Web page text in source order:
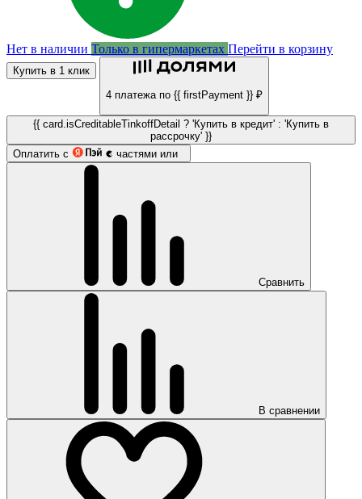
Нет в наличии Только в гипермаркетах Перейти в корзину
Купить в 1 клик
4 платежа по {{ firstPayment }} ₽
{{ card.isCreditableTinkoffDetail ? 'Купить в кредит' : 'Купить в
рассрочку' }}
Оплатить с
частями или
Сравнить
В сравнении